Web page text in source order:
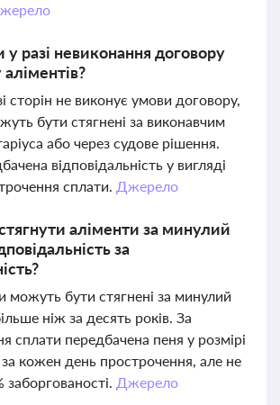
разі невиконання договору
сторін не виконує умови договору,
бути стягнені за виконавчим
або через судове рішення.
відповідальність у вигляді
сплати. Джерело
аліменти за минулий
за
можуть бути стягнені за минулий
ніж за десять років. За
сплати передбачена пеня у розмірі
кожен день прострочення, але не
заборгованості. Джерело